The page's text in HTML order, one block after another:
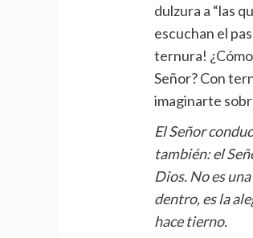
dulzura a “las
escuchan el
ternura!
Señor? Con
imaginarte
El Señor
también: el
Dios. No es
dentro, es la
hace tierno.